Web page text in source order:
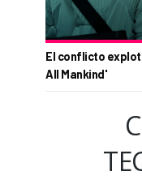
El conflicto
All Mankind'